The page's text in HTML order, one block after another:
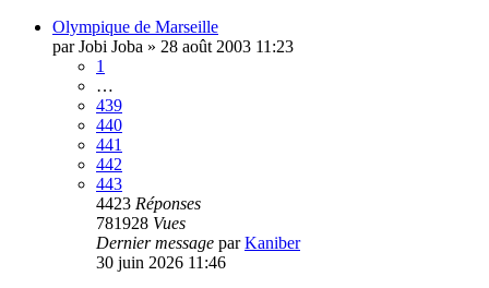
Olympique de Marseille
parJobi Joba » 28 août 2003 11:23
1
…
439
440
441
442
443
4423 Réponses
781928 Vues
Dernier message parKaniber
30 juin 2026 11:46